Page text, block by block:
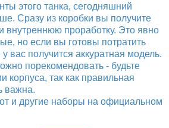
этого танка, сегодняшний
Сразу из коробки вы получите
проработку. Это явно
но если вы готовы потратить
вас получится аккуратная модель.
порекомендовать - будьте
корпуса, так как правильная
важна.
и другие наборы на официальном